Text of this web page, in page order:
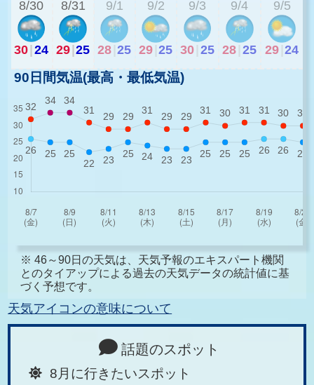
8/30
30|24
8/31
29|25
9/1
28 25
9/2
29 25
9/3
30 25
9/4
28 25
9/5
29 24
90日間気温(最高・最低気温)
※ 46～90日の天気は、天気予報のエキスパート機関
とのタイアップによる過去の天気データの統計値に基
づく予想です。
天気アイコンの意味について
話題のスポット
8月に行きたいスポット